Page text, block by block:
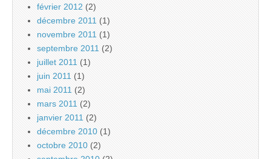
février 2012 (2)
décembre 2011 (1)
novembre 2011 (1)
septembre 2011 (2)
juillet 2011 (1)
juin 2011 (1)
mai 2011 (2)
mars 2011 (2)
janvier 2011 (2)
décembre 2010 (1)
octobre 2010 (2)